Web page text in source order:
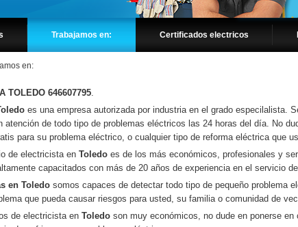
Trabajamos en: Certificados electricos
en:
TOLEDO 646607795.
es una empresa autorizada por industria en el grado especilalista.
atención de todo tipo de problemas eléctricos las 24 horas del día. No
para su problema eléctrico, o cualquier tipo de reforma eléctrica que
de electricista en Toledo es de los más económicos, profesionales y
capacitados con más de 20 años de experiencia en el servicio de
en Toledo somos capaces de detectar todo tipo de pequeño problema
que pueda causar riesgos para usted, su familia o comunidad de
de electricista en Toledo son muy económicos, no dude en ponerse en